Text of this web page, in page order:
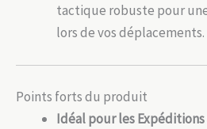
tactique robuste pour
lors de vos déplacements.
Points forts du produit
Idéal pour les Expéditions